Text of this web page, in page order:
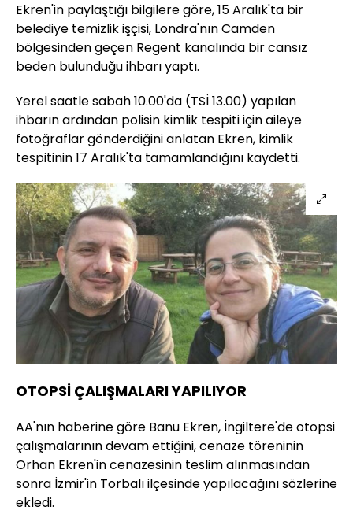
Ekren'in paylaştığı bilgilere göre, 15 Aralık'ta bir
belediye temizlik işçisi, Londra'nın Camden
bölgesinden geçen Regent kanalında bir cansız
beden bulunduğu ihbarı yaptı.
Yerel saatle sabah 10.00'da (TSİ 13.00) yapılan
ihbarın ardından polisin kimlik tespiti için aileye
fotoğraflar gönderdiğini anlatan Ekren, kimlik
tespitinin 17 Aralık'ta tamamlandığını kaydetti.
OTOPSİ ÇALIŞMALARI YAPILIYOR
AA'nın haberine göre Banu Ekren, İngiltere'de otopsi
çalışmalarının devam ettiğini, cenaze töreninin
Orhan Ekren'in cenazesinin teslim alınmasından
sonra İzmir'in Torbalı ilçesinde yapılacağını sözlerine
ekledi.